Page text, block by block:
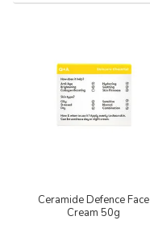
Ceramide Defence Face
Cream 50g